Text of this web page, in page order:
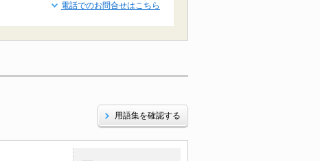
電話でのお問合せはこちら
用語集を確認する